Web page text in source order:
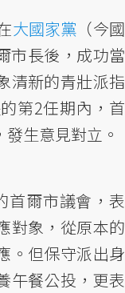
大國家黨（今國
市長後，成功當
清新的青壯派指
第2任期內，首
生意見對立。
首爾市議會，表
對象，從原本的
。但保守派出身
午餐公投，更表